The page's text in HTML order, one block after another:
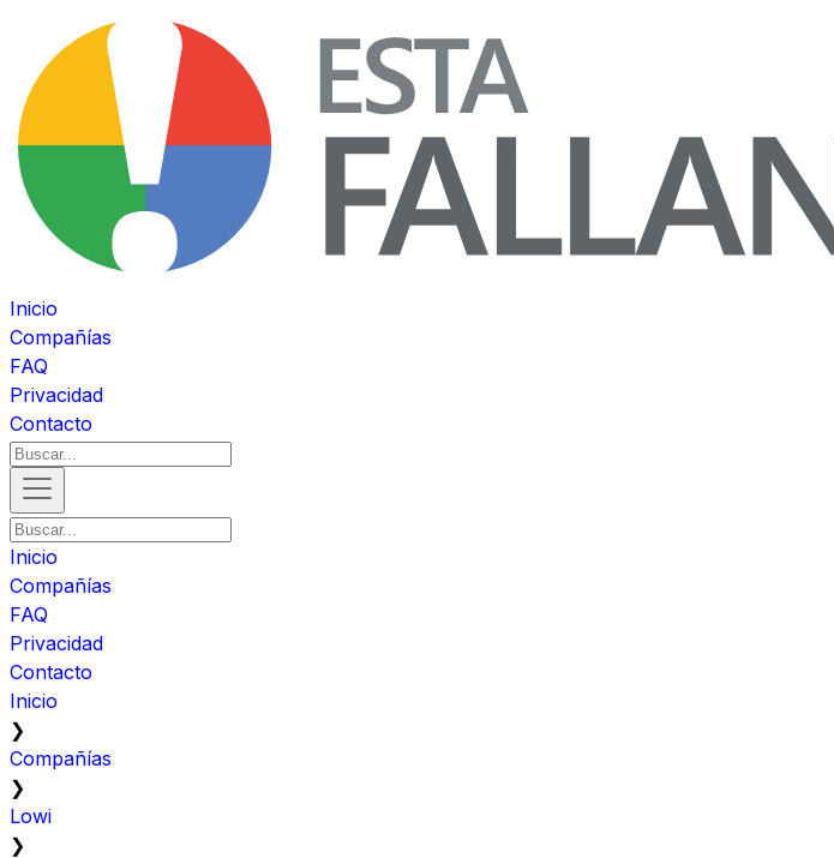
Inicio
Compañías
FAQ
Privacidad
Contacto
Inicio
Compañías
FAQ
Privacidad
Contacto
Inicio
❯
Compañías
❯
Lowi
❯